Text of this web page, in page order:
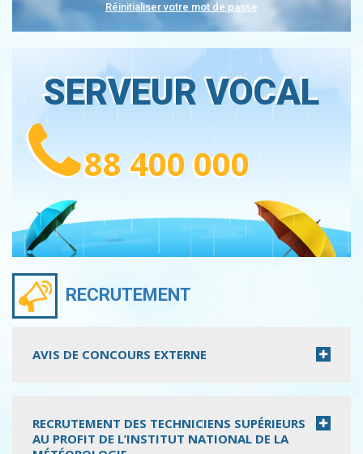
Réinitialiser votre mot de passe
SERVEUR VOCAL
88 400 000
RECRUTEMENT
AVIS DE CONCOURS EXTERNE
RECRUTEMENT DES TECHNICIENS SUPÉRIEURS
AU PROFIT DE L’INSTITUT NATIONAL DE LA